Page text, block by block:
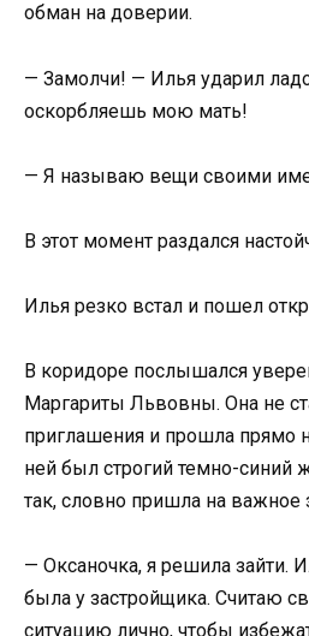
обман на доверии.
— Замолчи! — Илья ударил
оскорбляешь мою мать!
— Я называю вещи своими
В этот момент раздался
Илья резко встал и пошел
В коридоре послышался
Маргариты Львовны. Она не
приглашения и прошла прямо
ней был строгий темно-синий
так, словно пришла на важное
— Оксаночка, я решила зайти.
была у застройщика. Считаю
ситуацию лично, чтобы